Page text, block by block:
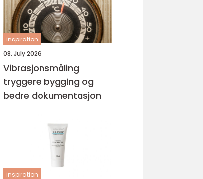
inspiration
08. July 2026
Vibrasjonsmåling
tryggere bygging og
bedre dokumentasjon
inspiration